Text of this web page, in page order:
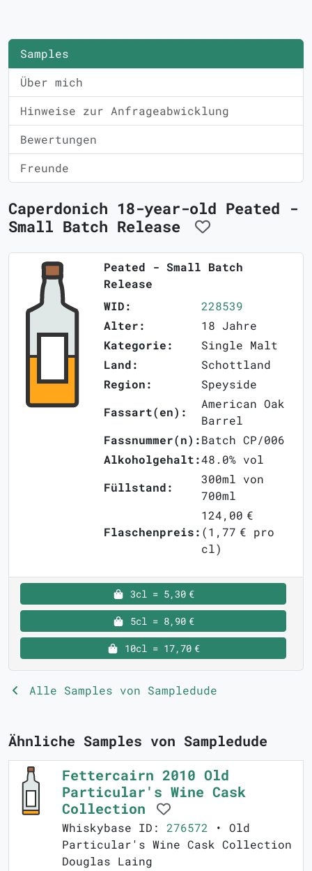
Samples
Über mich
Hinweise zur Anfrageabwicklung
Bewertungen
Freunde
Caperdonich 18-year-old Peated -
Small Batch Release
Peated - Small Batch
Release
WID:
228539
Alter:
18 Jahre
Kategorie:
Single Malt
Land:
Schottland
Region:
Speyside
Fassart(en):
American Oak
Barrel
Fassnummer(n):Batch CP/006
Alkoholgehalt:48.0% vol
Füllstand:
300ml von
700ml
Flaschenpreis:
124,00 €
(1,77 € pro
cl)
3cl = 5,30 €
5cl = 8,90 €
10cl = 17,70 €
Alle Samples von Sampledude
Ähnliche Samples von Sampledude
Fettercairn 2010 Old
Particular's Wine Cask
Collection
Whiskybase ID: 276572 • Old
Particular's Wine Cask Collection
Douglas Laing